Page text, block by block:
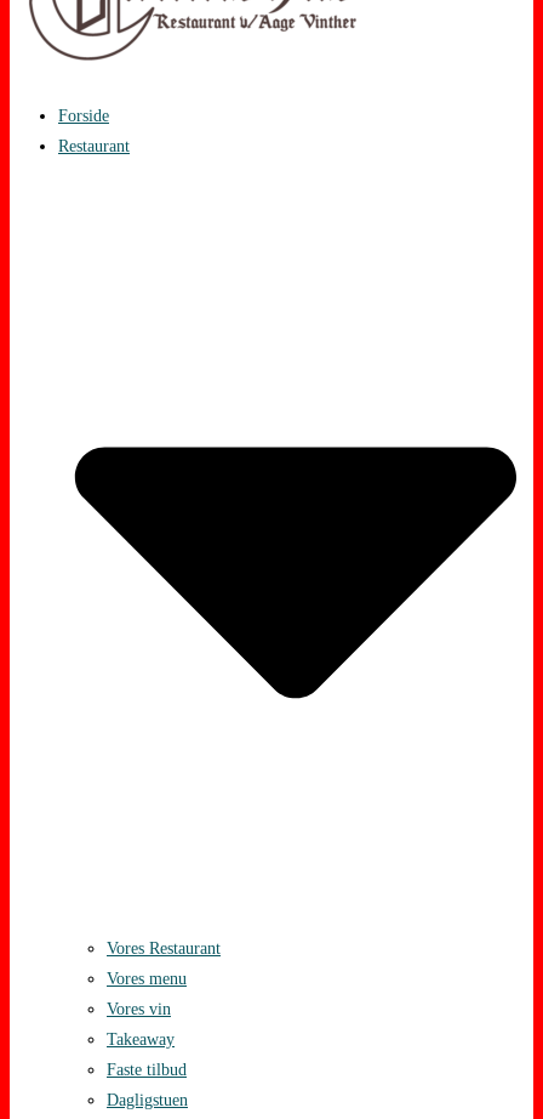
Forside
Restaurant
Vores Restaurant
Vores menu
Vores vin
Takeaway
Faste tilbud
Dagligstuen